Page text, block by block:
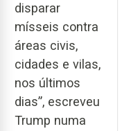
disparar
mísseis contra
áreas civis,
cidades e vilas,
nos últimos
dias”, escreveu
Trump numa